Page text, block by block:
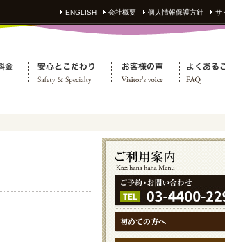
ENGLISH 会社概要 個人情報保護方針 サ